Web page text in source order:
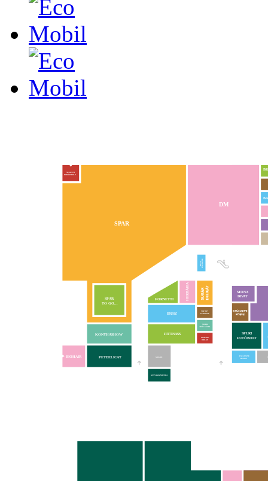
MOSDÓ
MOBIL
ADÁS-VÉTEL
KONYHASHOW FITTNASS
IBUSZ
MONA
DIVAT
SPURI
FUTÓBOLT
FORNETTI HERBÁRIA
DM
SPAR
SPAR
TO GO...
NEMZETI
DOHÁNYBOLT
TOP-UP!
PERFUME
IBUSZEXCHANGE
EXCLUSIVE
CHANGE
KUTYAKOZMETIKA
INMEDIO
HÍRLAP
PETDELICAT
BIOHAIR